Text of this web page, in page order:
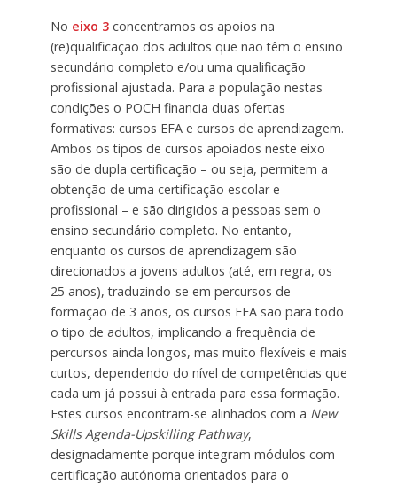
No eixo 3concentramos os apoios na
(re)qualificação dos adultos que não têm o ensino
secundário completo e/ou uma qualificação
profissional ajustada. Para a população nestas
condições o POCH financia duas ofertas
formativas: cursos EFA e cursos de aprendizagem.
Ambos os tipos de cursos apoiados neste eixo
são de dupla certificação – ou seja, permitem a
obtenção de uma certificação escolar e
profissional – e são dirigidos a pessoas sem o
ensino secundário completo. No entanto,
enquanto os cursos de aprendizagem são
direcionados a jovens adultos (até, em regra, os
25 anos), traduzindo-se em percursos de
formação de 3 anos, os cursos EFA são para todo
o tipo de adultos, implicando a frequência de
percursos ainda longos, mas muito flexíveis e mais
curtos, dependendo do nível de competências que
cada um já possui à entrada para essa formação.
Estes cursos encontram-se alinhados com a New
Skills Agenda-Upskilling Pathway,
designadamente porque integram módulos com
certificação autónoma orientados para o